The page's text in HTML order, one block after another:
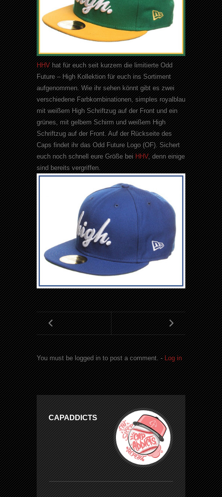
HHVhat für euch seit kurzem die limitierteOdd
Future –HighKollektion für euch ins Sortiment
aufgenommen. Wie ihr sehen könnt gibt es zwei
verschiedeneFarbkombinationen, simplesroyalblau
mit weißemHighSchriftzug auf der Front und ein
grünes, mit gelbem Schirm und weißemHigh
Schriftzug auf der Front. Auf der Rückseite des
Capsfindet ihr dasOddFuture Logo (OF). Sichert
euch noch schnell eure Größe beiHHV, denn einige
sind bereits vergriffen.
You must be logged in to post a comment. -Log in
CAPADDICTS